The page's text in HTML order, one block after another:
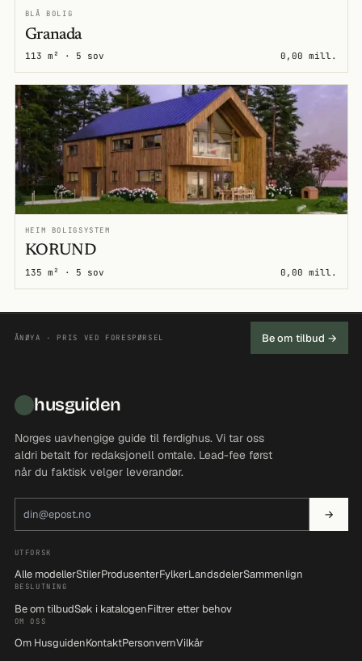
BLÅ BOLIG
Granada
113 m² · 5 sov 0,00 mill.
HEIM BOLIGSYSTEM
KORUND
135 m² · 5 sov 0,00 mill.
ÅNØYA · PRIS VED FORESPØRSEL Be om tilbud →
husguiden
Norges uavhengige guide til ferdighus. Vi tar oss
aldri betalt for redaksjonell omtale. Lead-fee først
når du faktisk velger leverandør.
→
UTFORSK
Alle modellerStilerProdusenterFylkerLandsdelerSammenlign
BESLUTNING
Be om tilbudSøk i katalogenFiltrer etter behov
OM OSS
Om HusguidenKontaktPersonvernVilkår